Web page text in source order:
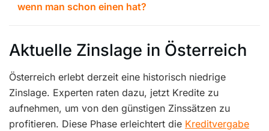
wenn man schon einen hat?
Aktuelle Zinslage in Österreich
Österreich erlebt derzeit eine historisch niedrige
Zinslage. Experten raten dazu, jetzt Kredite zu
aufnehmen, um von den günstigen Zinssätzen zu
profitieren. Diese Phase erleichtert die Kreditvergabe